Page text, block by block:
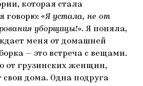
которая стала
говорю: «Я устала, не от
уборщицы!». Я поняла,
меня от домашней
— это встреча с вещами.
от грузинских женщин,
дома. Одна подруга